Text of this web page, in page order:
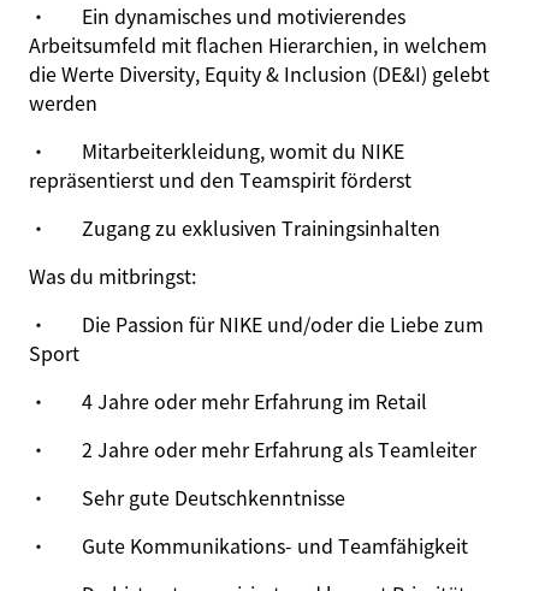
· Ein dynamisches und motivierendes
Arbeitsumfeld mit flachen Hierarchien, in welchem
die Werte Diversity, Equity & Inclusion (DE&I) gelebt
werden
· Mitarbeiterkleidung, womit du NIKE
repräsentierst und den Teamspirit förderst
· Zugang zu exklusiven Trainingsinhalten
Was du mitbringst:
· Die Passion für NIKE und/oder die Liebe zum
Sport
· 4 Jahre oder mehr Erfahrung im Retail
· 2 Jahre oder mehr Erfahrung als Teamleiter
· Sehr gute Deutschkenntnisse
· Gute Kommunikations- und Teamfähigkeit